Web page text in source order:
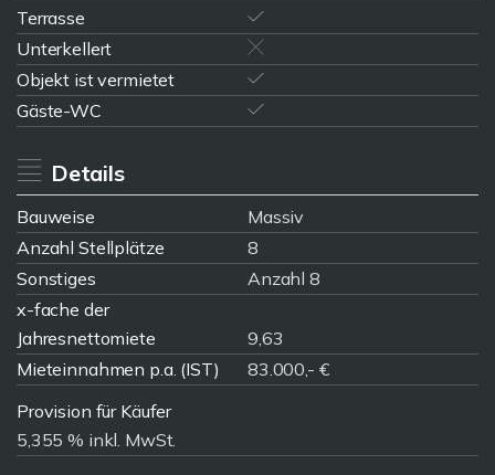
Terrasse
Unterkellert
Objekt ist vermietet
Gäste-WC
Details
Bauweise
Massiv
Anzahl Stellplätze
8
Sonstiges
Anzahl 8
x-fache der
Jahresnettomiete
9,63
Mieteinnahmen p.a. (IST)
83.000,- €
Provision für Käufer
5,355 % inkl. MwSt.